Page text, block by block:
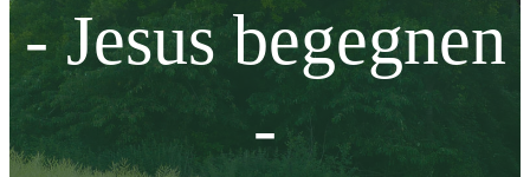
- Jesus begegnen
-